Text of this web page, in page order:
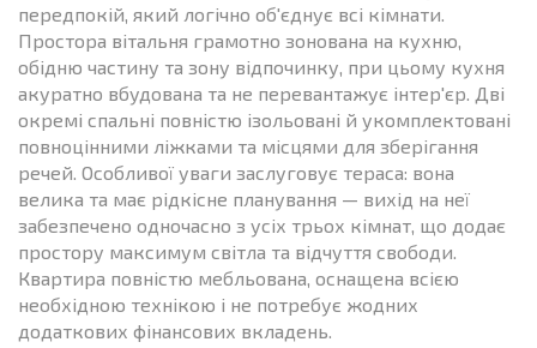
передпокій, який логічно об'єднує всі кімнати.
Простора вітальня грамотно зонована на кухню,
обідню частину та зону відпочинку, при цьому кухня
акуратно вбудована та не перевантажує інтер'єр. Дві
окремі спальні повністю ізольовані й укомплектовані
повноцінними ліжками та місцями для зберігання
речей. Особливої уваги заслуговує тераса: вона
велика та має рідкісне планування — вихід на неї
забезпечено одночасно з усіх трьох кімнат, що додає
простору максимум світла та відчуття свободи.
Квартира повністю мебльована, оснащена всією
необхідною технікою і не потребує жодних
додаткових фінансових вкладень.